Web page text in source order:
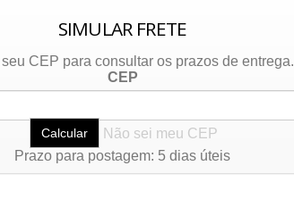
SIMULAR FRETE
seu CEP para consultar os prazos de entrega.
CEP
Não sei meu CEP
Prazo para postagem: 5 dias úteis